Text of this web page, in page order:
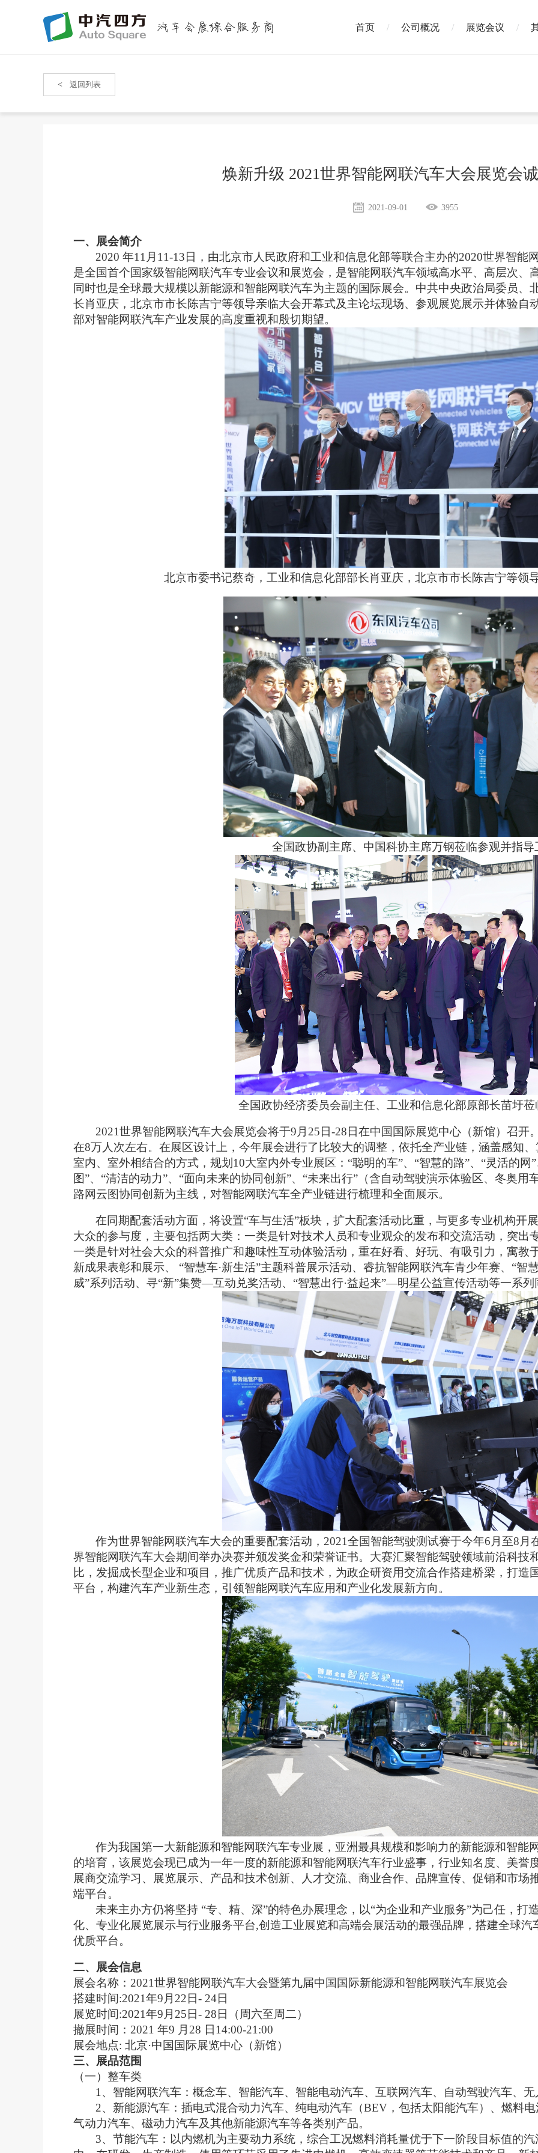
首页 公司概况 展览会议
< 返回列表
焕新升级 2021世界智能网联汽车大会展览会
2021-09-01 3955
一、 展会简介
2020 年1 1 月1 1-13 日，由北京市人民政府和工业和信息化部等联合主办的2020世界智能
是全国首个国家级智能网联汽车专业会议和展览会，是智能网联汽车领域高水平、高层次、
同时也是全球最大规模以新能源和智能网联汽车为主题的国际展会。中共中央政治局委员、
长肖亚庆，北京市市长陈吉宁等领导亲临大会开幕式及主论坛现场、参观展览展示并体验自
部对智能网联汽车产业发展的高度重视和殷切期望。
北京市委书记蔡奇，工业和信息化部部长肖亚庆， 北京市市长陈吉宁等领
全国政协副主席、中国科协主席万钢莅临参观并指导
全国政协经济委员会副主任、工业和信息化部原部长苗圩莅
2021世界智能网联汽车大会展览会将于9月25日-28日在中国国际展览中心（新馆）召开
在8万人次左右。在展区设计上，今年展会进行了比较大的调整，依托全产业链，涵盖感知
室内、室外相结合的方式，规划10大室内外专业展区：“聪明的车”、“智慧的路”、“灵活的网
图”、“清洁的动力”、“面向未来的协同创新”、“未来出行”（含自动驾驶演示体验区、冬奥用
路网云图协同创新为主线，对智能网联汽车全产业链进行梳理和全面展示。
在同期配套活动方面，将设置“车与生活”板块，扩大配套活动比重，与更多专业机构开
大众的参与度，主要包括两大类：一类是针对技术人员和专业观众的发布和交流活动，突出
一类是针对社会大众的科普推广和趣味性互动体验活动，重在好看、好玩、有吸引力，寓教
新成果表彰和展示、 “智慧车·新生活”主题科普展示活动、睿抗智能网联汽车青少年赛、“智
威”系列活动、寻“新”集赞—互动兑奖活动、“智慧出行·益起来”—明星公益宣传活动等一系列
作为世界智能网联汽车大会的重要配套活动， 2021全国智能驾驶测试赛于今年6月至8月
界智能网联汽车大会期间举办决赛并颁发奖金和荣誉证书。大赛汇聚智能驾驶领域前沿科技
比，发掘成长型企业和项目，推广优质产品和技术，为政企研资用交流合作搭建桥梁，打造
平台，构建汽车产业新生态，引领智能网联汽车应用和产业化发展新方向。
作为我国第一大新能源和智能网联汽车专业展，亚洲最具规模和影响力的新能源和智能
的培育，该展览会现已成为一年一度的新能源和智能网联汽车行业盛事，行业知名度、美誉
展商交流学习、展览展示、产品和技术创新、人才交流、商业合作、品牌宣传、促销和市场
端平台。
未来主办方仍将坚持 “专、精、深”的特色办展理念，以“为企业和产业服务”为己任，打
化、专业化展览展示与行业服务平台,创造工业展览和高端会展活动的最强品牌，搭建全球
优质平台。
二、 展会信息
展会名称：2021世界智能网联汽车大会暨第九届中国国际新能源和智能网联汽车展览会
搭建时间:2021年9月22日- 24日
展览时间:2021年9月25日- 28日（周六至周二）
撤展时间：2021 年9 月28 日14:00-21:00
展会地点: 北京·中国国际展览中心（新馆）
三、 展品范围
（一）整车类
1、智能网联汽车：概念车、智能汽车、智能电动汽车、互联网汽车、自动驾驶汽车、
2、新能源汽车：插电式混合动力汽车、纯电动汽车（BEV，包括太阳能汽车）、燃料
气动力汽车、磁动力汽车及其他新能源汽车等各类别产品。
3、节能汽车：以内燃机为主要动力系统，综合工况燃料消耗量优于下一阶段目标值的